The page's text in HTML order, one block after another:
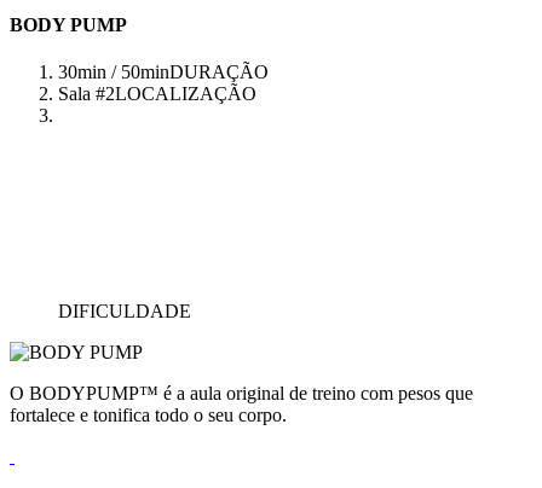
BODY PUMP
30min / 50minDURAÇÃO
Sala #2LOCALIZAÇÃO
DIFICULDADE
O BODYPUMP™ é a aula original de treino com pesos que
fortalece e tonifica todo o seu corpo.